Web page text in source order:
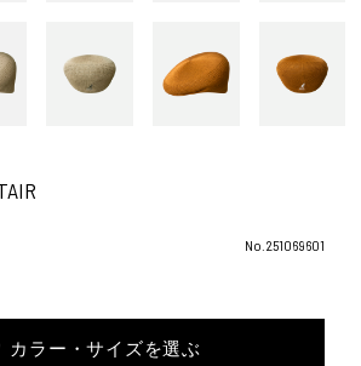
No.251069601
カラー・サイズを選ぶ